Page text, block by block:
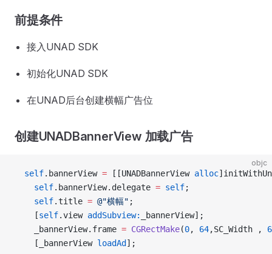
前提条件
接入UNAD SDK
初始化UNAD SDK
在UNAD后台创建横幅广告位
创建UNADBannerView 加载广告
objc
  self
.bannerView = [[UNADBannerView alloc
    self
.bannerView.delegate = self;
    self
.title = @"横幅" ;
    [
self.view addSubview:
_bannerView];
    _bannerView.frame
= CGRectMake(0, 64,SC_Width ,
    [_bannerView
loadAd ];